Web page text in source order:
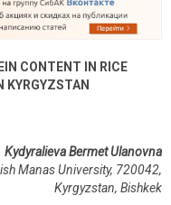
CONTENT IN RICE
KYRGYZSTAN
KydyralievaBermet Ulanovna
Manas University, 720042,
Kyrgyzstan, Bishkek